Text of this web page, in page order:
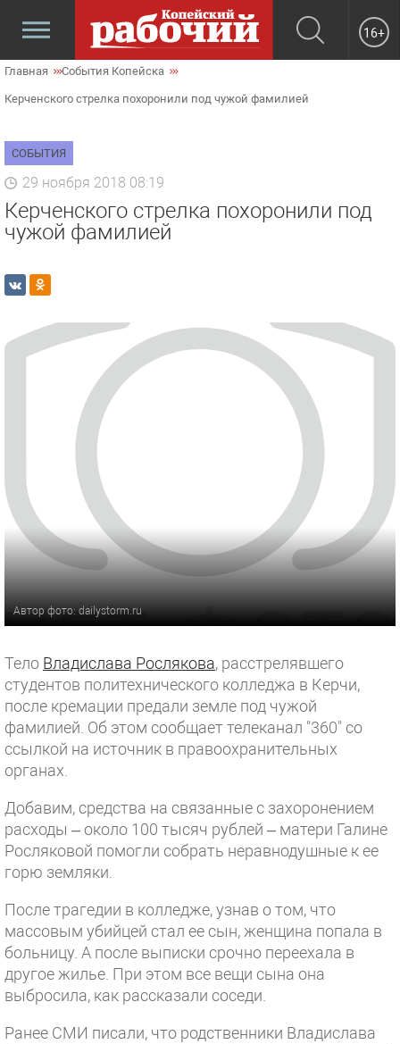
16+
Главная События Копейска
Керченского стрелка похоронили под чужой фамилией
СОБЫТИЯ
29 ноября 2018 08:19
Керченского стрелка похоронили под
чужой фамилией
Автор фото: dailystorm.ru
Тело Владислава Рослякова, расстрелявшего
студентов политехнического колледжа в Керчи,
после кремации предали земле под чужой
фамилией. Об этом сообщает телеканал "360" со
ссылкой на источник в правоохранительных
органах.
Добавим, средства на связанные с захоронением
расходы – около 100 тысяч рублей – матери Галине
Росляковой помогли собрать неравнодушные к ее
горю земляки.
После трагедии в колледже, узнав о том, что
массовым убийцей стал ее сын, женщина попала в
больницу. А после выписки срочно переехала в
другое жилье. При этом все вещи сына она
выбросила, как рассказали соседи.
Ранее СМИ писали, что родственники Владислава